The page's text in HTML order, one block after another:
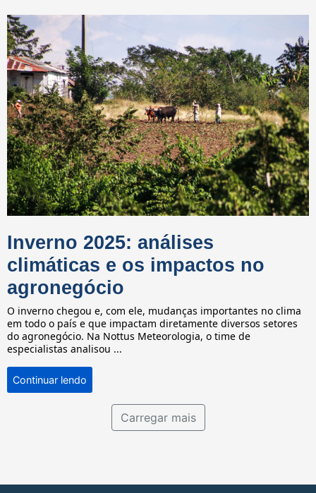
Inverno 2025: análises
climáticas e os impactos no
agronegócio
O inverno chegou e, com ele, mudanças importantes no clima
em todo o país e que impactam diretamente diversos setores
do agronegócio. Na Nottus Meteorologia, o time de
especialistas analisou ...
Continuar lendo
Carregar mais